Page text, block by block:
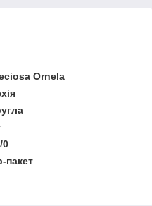
Ornela
0
пакет